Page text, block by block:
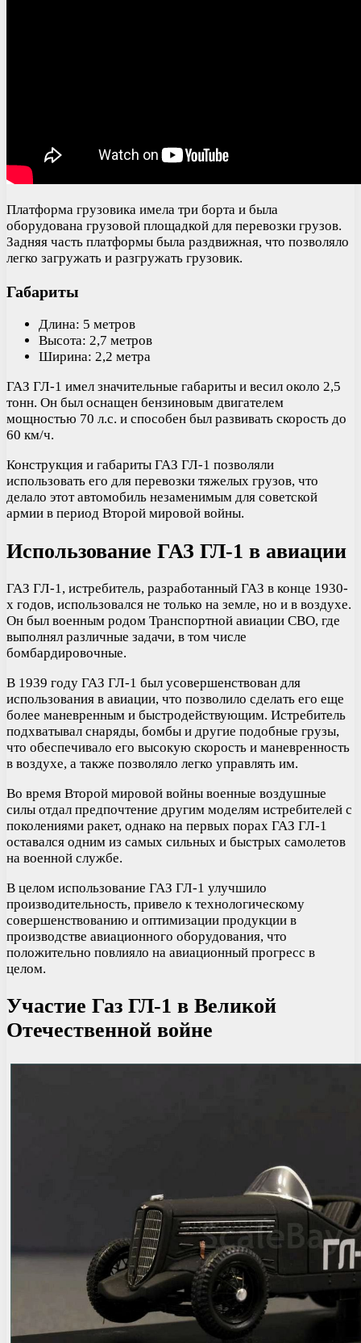
Платформа грузовика имела три борта и была
оборудована грузовой площадкой для перевозки грузов.
Задняя часть платформы была раздвижная, что позволяло
легко загружать и разгружать грузовик.
Габариты
Длина: 5 метров
Высота: 2,7 метров
Ширина: 2,2 метра
ГАЗ ГЛ-1 имел значительные габариты и весил около 2,5
тонн. Он был оснащен бензиновым двигателем
мощностью 70 л.с. и способен был развивать скорость до
60 км/ч.
Конструкция и габариты ГАЗ ГЛ-1 позволяли
использовать его для перевозки тяжелых грузов, что
делало этот автомобиль незаменимым для советской
армии в период Второй мировой войны.
Использование ГАЗ ГЛ-1 в авиации
ГАЗ ГЛ-1, истребитель, разработанный ГАЗ в конце 1930-
х годов, использовался не только на земле, но и в воздухе.
Он был военным родом Транспортной авиации СВО, где
выполнял различные задачи, в том числе
бомбардировочные.
В 1939 году ГАЗ ГЛ-1 был усовершенствован для
использования в авиации, что позволило сделать его еще
более маневренным и быстродействующим. Истребитель
подхватывал снаряды, бомбы и другие подобные грузы,
что обеспечивало его высокую скорость и маневренность
в воздухе, а также позволяло легко управлять им.
Во время Второй мировой войны военные воздушные
силы отдал предпочтение другим моделям истребителей с
поколениями ракет, однако на первых порах ГАЗ ГЛ-1
оставался одним из самых сильных и быстрых самолетов
на военной службе.
В целом использование ГАЗ ГЛ-1 улучшило
производительность, привело к технологическому
совершенствованию и оптимизации продукции в
производстве авиационного оборудования, что
положительно повлияло на авиационный прогресс в
целом.
Участие Газ ГЛ-1 в Великой
Отечественной войне